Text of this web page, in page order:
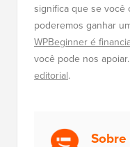
significa que se você
poderemos ganhar
WPBeginner é
você pode nos
editorial.